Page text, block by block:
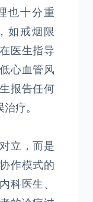
也十分重
如戒烟限
医生指导
心血管风
报告任何
疗。
立，而是
作模式的
科医生、